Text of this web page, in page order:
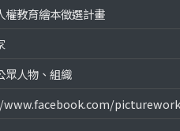
權教育繪本徵選計畫
眾人物、組織